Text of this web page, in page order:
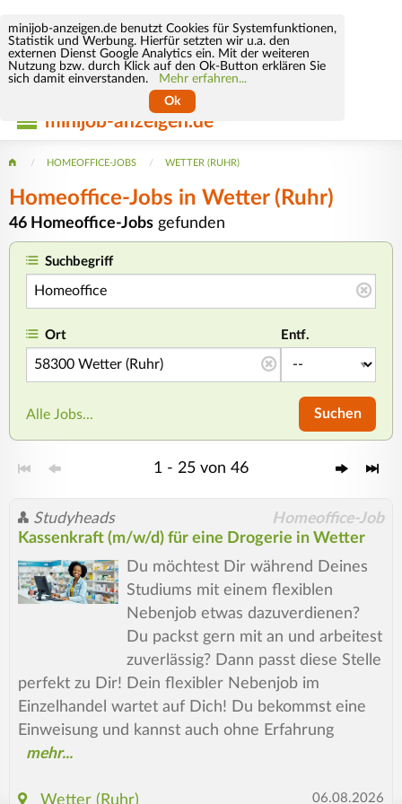
minijob-anzeigen.de benutzt Cookies für Systemfunktionen,
Statistik und Werbung. Hierfür setzten wir u.a. den
externen Dienst Google Analytics ein. Mit der weiteren
Nutzung bzw. durch Klick auf den Ok-Button erklären Sie
sich damit einverstanden.
Mehr erfahren...
Ok
minijob-anzeigen.de
HOMEOFFICE-JOBS WETTER (RUHR)
Homeoffice-Jobs in Wetter (Ruhr)
46 Homeoffice-Jobs gefunden
Suchbegriff
Ort Entf.
Alle Jobs... Suchen
1 - 25 von 46
Studyheads Homeoffice-Job
Kassenkraft (m/w/d) für eine Drogerie in Wetter
Du möchtest Dir während Deines
Studiums mit einem flexiblen
Nebenjob etwas dazuverdienen?
Du packst gern mit an und arbeitest
zuverlässig? Dann passt diese Stelle
perfekt zu Dir! Dein flexibler Nebenjob im
Einzelhandel wartet auf Dich! Du bekommst eine
Einweisung und kannst auch ohne Erfahrung
Wetter (Ruhr) 06.08.2026